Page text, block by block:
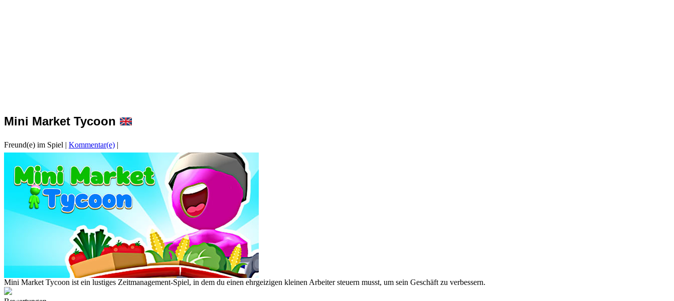
Mini Market Tycoon
Freund(e) im Spiel | Kommentar(e) |
Mini Market Tycoon ist ein lustiges Zeitmanagement-Spiel, in dem du einen ehrgeizigen kleinen Arbeiter steuern musst, um sein Geschäft zu verbessern.